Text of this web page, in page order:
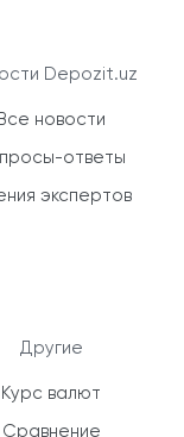
Depozit.uz
Все новости
ответы
экспертов
Другие
Курс валют
Сравнение